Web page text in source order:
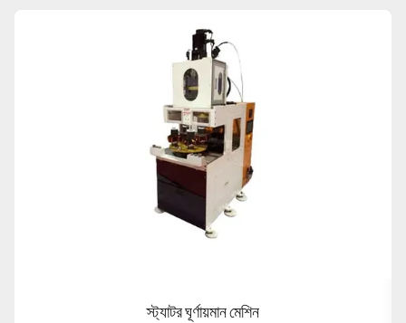
স্ট্যাটর ঘূর্ণায়মান মেশিন